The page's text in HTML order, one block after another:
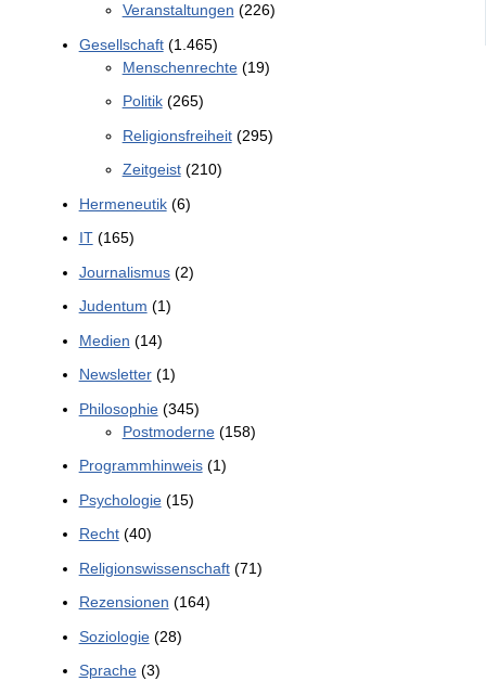
Veranstaltungen (226)
Gesellschaft(1.465)
Menschenrechte(19)
Politik(265)
Religionsfreiheit(295)
Zeitgeist(210)
Hermeneutik(6)
IT(165)
Journalismus(2)
Judentum (1)
Medien (14)
Newsletter(1)
Philosophie(345)
Postmoderne(158)
Programmhinweis(1)
Psychologie(15)
Recht(40)
Religionswissenschaft(71)
Rezensionen (164)
Soziologie(28)
Sprache(3)